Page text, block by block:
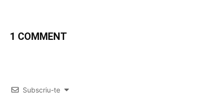
1 COMMENT
Subscriu-te